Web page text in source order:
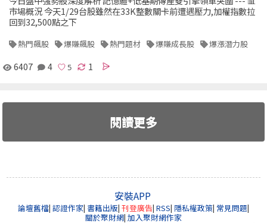
市場概況 今天1/29台股雖然在33K整數關卡前遭遇壓力,加權指數拉
回到32,500點之下
熱門飆股 爆賺飆股 熱門題材 爆賺成長股 爆漲潛力股
6407 4 1
閱讀更多
安裝APP
論壇舊檔| 認證作家| 書籍出版| 刊登廣告| RSS| 隱私權政策| 常見問題|
關於聚財網| 加入聚財網作家